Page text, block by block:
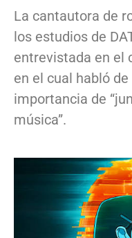
La cantautora de
los estudios de
entrevistada en el
en el cual habló
importancia de
música”.